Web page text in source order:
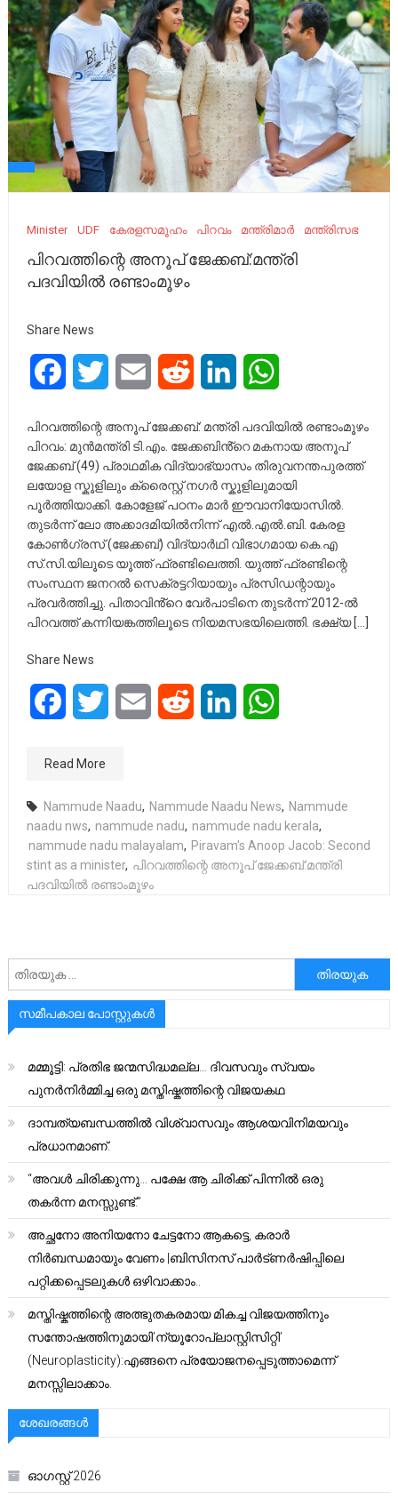
Minister UDF കേരളസമൂഹം പിറവം മന്ത്രിമാർ മന്ത്രിസഭ
പിറവത്തിന്റെ അനൂപ് ജേക്കബ്:മന്ത്രി
പദവിയിൽ രണ്ടാംമൂഴം
Share News
FacebookTwitter Email Reddit LinkedIn
പിറവത്തിന്റെ അനൂപ് ജേക്കബ്: മന്ത്രി പദവിയിൽ രണ്ടാംമൂഴം
പിറവം: മുൻമന്ത്രി ടി.എം. ജേക്കബിൻ്റെ മകനായ അനൂപ്
ജേക്കബ് (49) പ്രാഥമിക വിദ്യാഭ്യാസം തിരുവനന്തപുരത്ത്
ലയോള സ്കൂളിലും ക്രൈസ്റ്റ് നഗർ സ്കൂളിലുമായി
പൂർത്തിയാക്കി. കോളേജ് പഠനം മാർ ഈവാനിയോസിൽ.
തുടർന്ന് ലോ അക്കാദമിയിൽനിന്ന് എൽ.എൽ.ബി. കേരള
കോൺഗ്രസ് (ജേക്കബ്) വിദ്യാർഥി വിഭാഗമായ കെ.എ
സ്.സി.യിലൂടെ യൂത്ത് ഫ്രണ്ടിലെത്തി. യുത്ത് ഫ്രണ്ടിന്റെ
സംസ്ഥന ജനറൽ സെക്രട്ടറിയായും പ്രസിഡന്റായും
പ്രവർത്തിച്ചു. പിതാവിൻ്റെ വേർപാടിനെ തുടർന്ന് 2012-ൽ
പിറവത്ത് കന്നിയങ്കത്തിലൂടെ നിയമസഭയിലെത്തി. ഭക്ഷ്യ […]
Share News
FacebookTwitter Email Reddit LinkedIn
Read More
Nammude Naadu, Nammude Naadu News, Nammude
naadu nws, nammude nadu, nammude nadu kerala,
nammude nadu malayalam, Piravam's Anoop Jacob: Second
stint as a minister, പിറവത്തിന്റെ അനൂപ് ജേക്കബ്:മന്ത്രി
പദവിയിൽ രണ്ടാംമൂഴം
അനേഷിക്കുക
സമീപകാല പോസ്റ്റുകൾ
മമ്മൂട്ടി: പ്രതിഭ ജന്മസിദ്ധമല്ല… ദിവസവും സ്വയം
പുനർനിർമ്മിച്ച ഒരു മസ്തിഷ്കത്തിന്റെ വിജയകഥ
ദാമ്പത്യബന്ധത്തിൽ വിശ്വാസവും ആശയവിനിമയവും
പ്രധാനമാണ്.
“അവൾ ചിരിക്കുന്നു… പക്ഷേ ആ ചിരിക്ക് പിന്നിൽ ഒരു
തകർന്ന മനസ്സുണ്ട്.”
അച്ഛനോ അനിയനോ ചേട്ടനോ ആകട്ടെ, കരാർ
നിർബന്ധമായും വേണം |ബിസിനസ് പാർട്ണർഷിപ്പിലെ
പറ്റിക്കപ്പെടലുകൾ ഒഴിവാക്കാം..
മസ്തിഷ്കത്തിന്റെ അത്ഭുതകരമായ മികച്ച വിജയത്തിനും
സന്തോഷത്തിനുമായി’ന്യൂറോപ്ലാസ്റ്റിസിറ്റി’
(Neuroplasticity):എങ്ങനെ പ്രയോജനപ്പെടുത്താമെന്ന്
മനസ്സിലാക്കാം.
ശേഖരങ്ങൾ
ഓഗസ്റ്റ്‌ 2026